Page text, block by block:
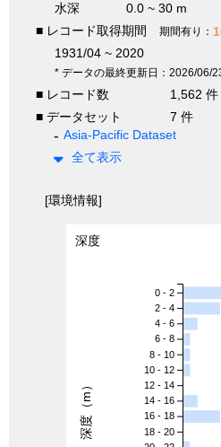
水深
0.0 ~ 30 m
■ レコード取得期間
期間有り：
1931/04 ~ 2020
* データの最終更新日：2026/06/
■ レコード数
1,562 件
■ データセット
7 件
Asia-Pacific Dataset
全て表示
[環境情報]
深度
0 - 2
2 - 4
4 - 6
6 - 8
8 - 10
10 - 12
12 - 14
14 - 16
16 - 18
18 - 20
深度（m）